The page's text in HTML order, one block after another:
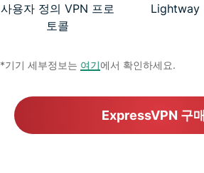
사용자 정의 VPN 프로
토콜
Lightway
*기기 세부정보는 여기에서 확인하세요.
ExpressVPN 구매